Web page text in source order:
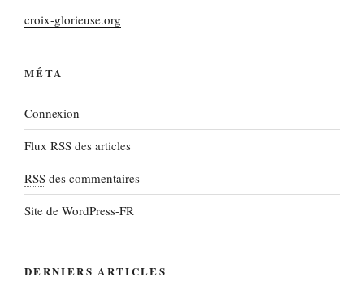
croix-glorieuse.org
MÉTA
Connexion
Flux RSS des articles
RSS des commentaires
Site de WordPress-FR
DERNIERS ARTICLES